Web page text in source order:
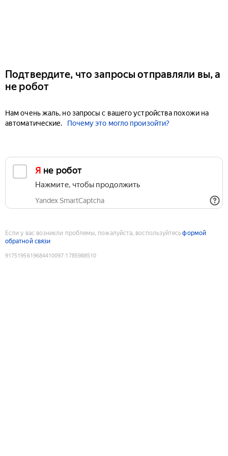
Подтвердите, что запросы отправляли вы, а
не робот
Нам очень жаль, но запросы с вашего устройства похожи на
автоматические.
Почему это могло произойти?
Я не робот
Нажмите, чтобы продолжить
Yandex SmartCaptcha
Если у вас возникли проблемы, пожалуйста, воспользуйтесьформой
обратной связи
9175195619684410097:1785988510